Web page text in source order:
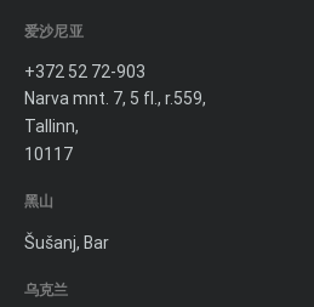
爱沙尼亚
+372 52 72-903
Narva mnt. 7, 5 fl., r.559,
Tallinn,
10117
黑山
Šušanj, Bar
乌克兰